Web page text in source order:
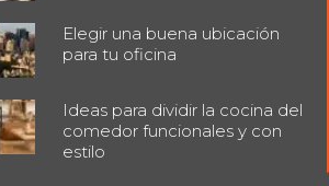
Elegir una buena ubicación
para tu oficina
Ideas para dividir la cocina del
comedor funcionales y con
estilo